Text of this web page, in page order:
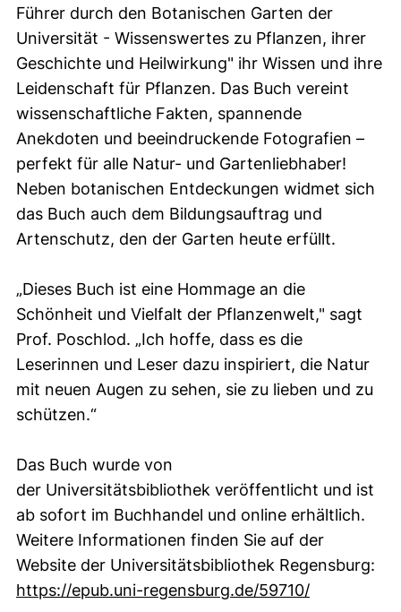
Führer durch den Botanischen Garten der
Universität - Wissenswertes zu Pflanzen, ihrer
Geschichte und Heilwirkung" ihr Wissen und ihre
Leidenschaft für Pflanzen. Das Buch vereint
wissenschaftliche Fakten, spannende
Anekdoten und beeindruckende Fotografien –
perfekt für alle Natur- und Gartenliebhaber!
Neben botanischen Entdeckungen widmet sich
das Buch auch dem Bildungsauftrag und
Artenschutz, den der Garten heute erfüllt.
„Dieses Buch ist eine Hommage an die
Schönheit und Vielfalt der Pflanzenwelt," sagt
Prof. Poschlod. „Ich hoffe, dass es die
Leserinnen und Leser dazu inspiriert, die Natur
mit neuen Augen zu sehen, sie zu lieben und zu
schützen.“
Das Buch wurde von
der Universitätsbibliothek veröffentlicht und ist
ab sofort im Buchhandel und online erhältlich.
Weitere Informationen finden Sie auf der
Website der Universitätsbibliothek Regensburg:
https://epub.uni-regensburg.de/59710/(externer